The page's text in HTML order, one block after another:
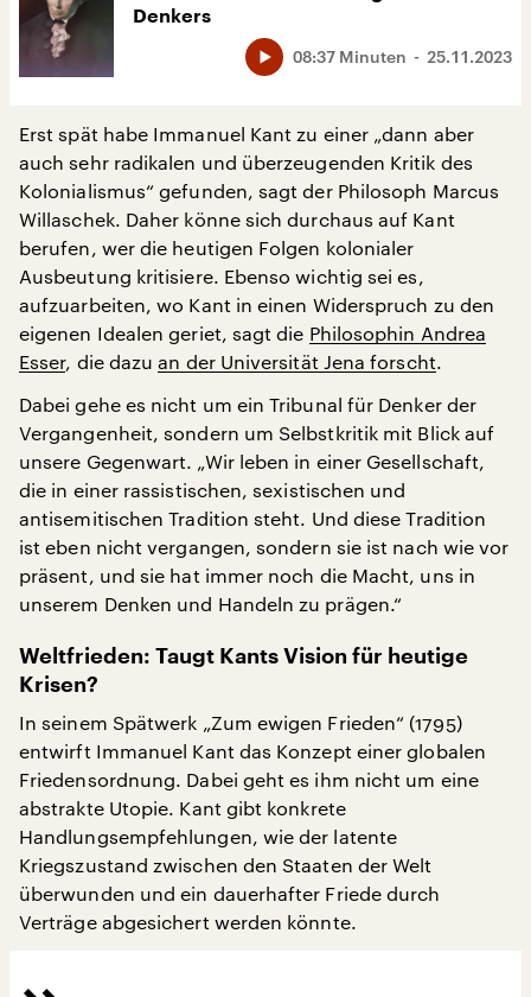
Denkers
25.11.2023
08:37 Minuten
Erst spät habe Immanuel Kant zu einer „dann aber
auch sehr radikalen und überzeugenden Kritik des
Kolonialismus“ gefunden, sagt der Philosoph Marcus
Willaschek. Daher könne sich durchaus auf Kant
berufen, wer die heutigen Folgen kolonialer
Ausbeutung kritisiere. Ebenso wichtig sei es,
aufzuarbeiten, wo Kant in einen Widerspruch zu den
eigenen Idealen geriet, sagt die Philosophin Andrea
Esser, die dazuan der Universität Jena forscht.
Dabei gehe es nicht um ein Tribunal für Denker der
Vergangenheit, sondern um Selbstkritik mit Blick auf
unsere Gegenwart. „Wir leben in einer Gesellschaft,
die in einer rassistischen, sexistischen und
antisemitischen Tradition steht. Und diese Tradition
ist eben nicht vergangen, sondern sie ist nach wie vor
präsent, und sie hat immer noch die Macht, uns in
unserem Denken und Handeln zu prägen.“
Weltfrieden: Taugt Kants Vision für heutige
Krisen?
In seinem Spätwerk „Zum ewigen Frieden“ (1795)
entwirft Immanuel Kant das Konzept einer globalen
Friedensordnung. Dabei geht es ihm nicht um eine
abstrakte Utopie. Kant gibt konkrete
Handlungsempfehlungen, wie der latente
Kriegszustand zwischen den Staaten der Welt
überwunden und ein dauerhafter Friede durch
Verträge abgesichert werden könnte.